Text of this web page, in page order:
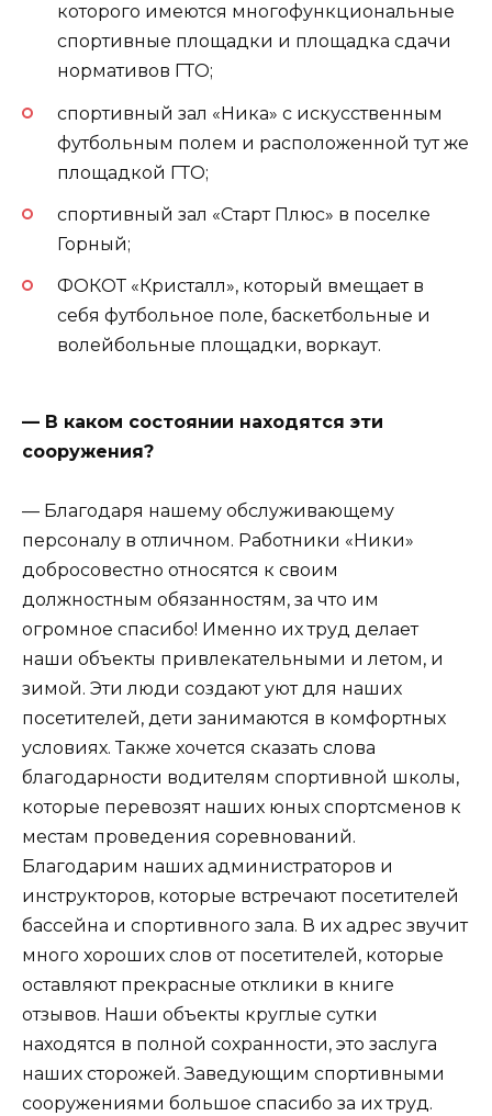
которого имеются многофункциональные
спортивные площадки и площадка сдачи
нормативов ГТО;
спортивный зал «Ника» с искусственным
футбольным полем и расположенной тут же
площадкой ГТО;
спортивный зал «Старт Плюс» в поселке
Горный;
ФОКОТ «Кристалл», который вмещает в
себя футбольное поле, баскетбольные и
волейбольные площадки, воркаут.
— В каком состоянии находятся эти
сооружения?
— Благодаря нашему обслуживающему
персоналу в отличном. Работники «Ники»
добросовестно относятся к своим
должностным обязанностям, за что им
огромное спасибо! Именно их труд делает
наши объекты привлекательными и летом, и
зимой. Эти люди создают уют для наших
посетителей, дети занимаются в комфортных
условиях. Также хочется сказать слова
благодарности водителям спортивной школы,
которые перевозят наших юных спортсменов к
местам проведения соревнований.
Благодарим наших администраторов и
инструкторов, которые встречают посетителей
бассейна и спортивного зала. В их адрес звучит
много хороших слов от посетителей, которые
оставляют прекрасные отклики в книге
отзывов. Наши объекты круглые сутки
находятся в полной сохранности, это заслуга
наших сторожей. Заведующим спортивными
сооружениями большое спасибо за их труд.